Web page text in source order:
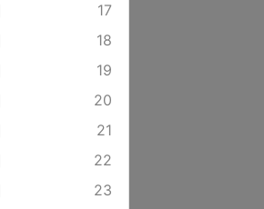
17
18
19
20
21
22
23